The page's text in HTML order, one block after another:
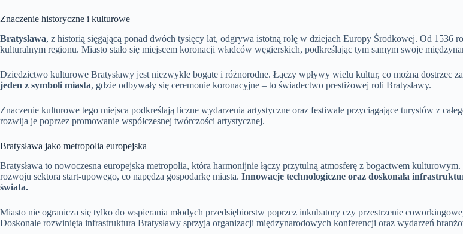
Znaczenie historyczne i kulturowe
Bratysława, z historią sięgającą ponad dwóch tysięcy lat, odgrywa istotną rolę w dziejach Europy Środkowej. Od 1536
kulturalnym regionu. Miasto stało się miejscem koronacji władców węgierskich, podkreślając tym samym swoje
Dziedzictwo kulturowe Bratysławy jest niezwykle bogate i różnorodne. Łączy wpływy wielu kultur, co można dostrzec
jeden z symboli miasta, gdzie odbywały się ceremonie koronacyjne – to świadectwo prestiżowej roli Bratysławy.
Znaczenie kulturowe tego miejsca podkreślają liczne wydarzenia artystyczne oraz festiwale przyciągające turystów z
rozwija je poprzez promowanie współczesnej twórczości artystycznej.
Bratysława jako metropolia europejska
Bratysława to nowoczesna europejska metropolia, która harmonijnie łączy przytulną atmosferę z bogactwem
rozwoju sektora start-upowego, co napędza gospodarkę miasta. Innowacje technologiczne oraz doskonała
świata.
Miasto nie ogranicza się tylko do wspierania młodych przedsiębiorstw poprzez inkubatory czy przestrzenie
Doskonale rozwinięta infrastruktura Bratysławy sprzyja organizacji międzynarodowych konferencji oraz wydarzeń